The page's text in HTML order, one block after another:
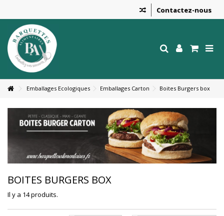
Contactez-nous
Emballages Ecologiques Emballages Carton Boites Burgers box
BOITES BURGERS BOX
Il y a 14 produits.